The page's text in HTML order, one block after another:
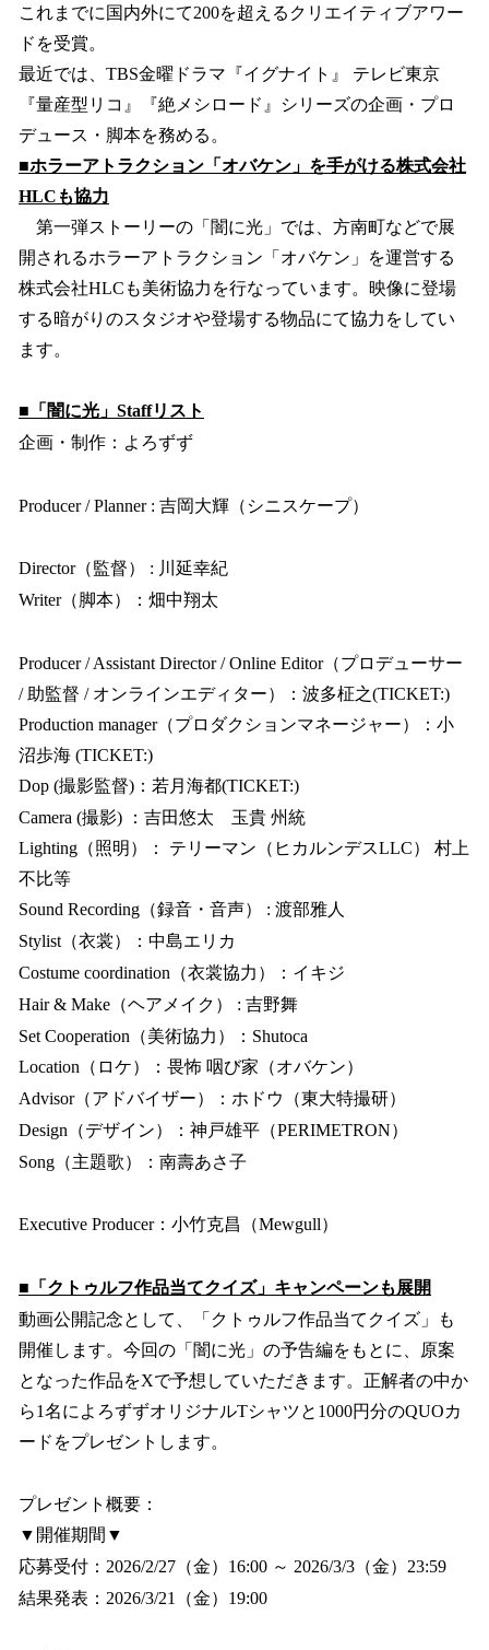
これまでに国内外にて200を超えるクリエイティブアワー
ドを受賞。
最近では、TBS金曜ドラマ『イグナイト』 テレビ東京
『量産型リコ』『絶メシロード』シリーズの企画・プロ
デュース・脚本を務める。
■ホラーアトラクション「オバケン」を手がける株式会社
HLCも協力
第一弾ストーリーの「闇に光」では、方南町などで展
開されるホラーアトラクション「オバケン」を運営する
株式会社HLCも美術協力を行なっています。映像に登場
する暗がりのスタジオや登場する物品にて協力をしてい
ます。
■「闇に光」Staffリスト
企画・制作：よろずず
Producer / Planner : 吉岡大輝（シニスケープ）
Director（監督） : 川延幸紀
Writer（脚本）：畑中翔太
Producer / Assistant Director / Online Editor（プロデューサー
/ 助監督 / オンラインエディター）：波多柾之(TICKET:)
Production manager（プロダクションマネージャー）：小
沼歩海 (TICKET:)
Dop (撮影監督)：若月海都(TICKET:)
Camera (撮影) ：吉田悠太 玉貴 州統
Lighting（照明）： テリーマン（ヒカルンデスLLC） 村上
不比等
Sound Recording（録音・音声） : 渡部雅人
Stylist（衣裳）：中島エリカ
Costume coordination（衣裳協力）：イキジ
Hair & Make（ヘアメイク） : 吉野舞
Set Cooperation（美術協力）：Shutoca
Location（ロケ）：畏怖 咽び家（オバケン）
Advisor（アドバイザー）：ホドウ（東大特撮研）
Design（デザイン）：神戸雄平（PERIMETRON）
Song（主題歌）：南壽あさ子
Executive Producer：小竹克昌（Mewgull）
■「クトゥルフ作品当てクイズ」キャンペーンも展開
動画公開記念として、「クトゥルフ作品当てクイズ」も
開催します。今回の「闇に光」の予告編をもとに、原案
となった作品をXで予想していただきます。正解者の中か
ら1名によろずずオリジナルTシャツと1000円分のQUOカ
ードをプレゼントします。
プレゼント概要：
▼開催期間▼
応募受付：2026/2/27（金）16:00 ～ 2026/3/3（金）23:59
結果発表：2026/3/21（金）19:00